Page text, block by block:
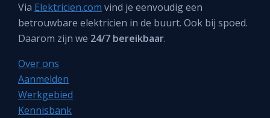
Via Elektricien.com vind je eenvoudig een
betrouwbare elektricien in de buurt. Ook bij spoed.
Daarom zijn we 24/7 bereikbaar.
Over ons
Aanmelden
Werkgebied
Kennisbank